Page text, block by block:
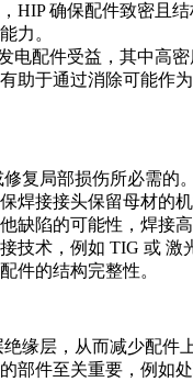
HIP 确保配件致密且
力。
电配件受益，其中高
助于通过消除可能作
复局部损伤所必需的
焊接接头保留母材的机
缺陷的可能性，焊接
技术，例如 TIG 或 激
件的结构完整性。
缘层，从而减少配件
部件至关重要，例如